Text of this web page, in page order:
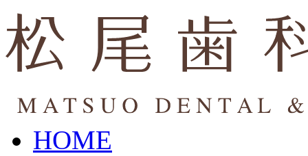
HOME